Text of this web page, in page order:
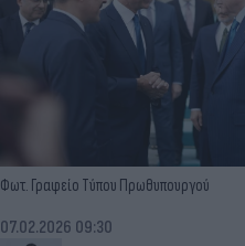
Φωτ. Γραφείο Τύπου Πρωθυπουργού
07.02.2026 09:30